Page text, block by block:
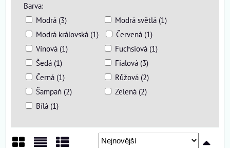
Barva:
Modrá (3)
Modrá světlá (1)
Modrá královská (1)
Červená (1)
Vínová (1)
Fuchsiová (1)
Šedá (1)
Fialová (3)
Černá (1)
Růžová (2)
Šampaň (2)
Zelená (2)
Bílá (1)